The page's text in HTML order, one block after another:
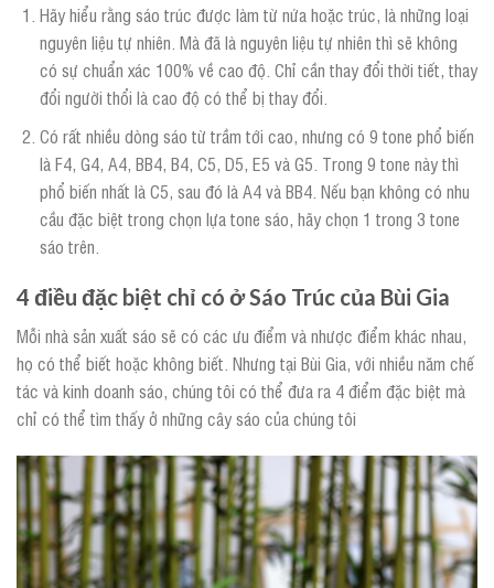
Hãy hiểu rằng sáo trúc được làm từ nứa hoặc trúc, là những loại
nguyên liệu tự nhiên. Mà đã là nguyên liệu tự nhiên thì sẽ không
có sự chuẩn xác 100% về cao độ. Chỉ cần thay đổi thời tiết, thay
đổi người thổi là cao độ có thể bị thay đổi.
Có rất nhiều dòng sáo từ trầm tới cao, nhưng có 9 tone phổ biến
là F4, G4, A4, BB4, B4, C5, D5, E5 và G5. Trong 9 tone này thì
phổ biến nhất là C5, sau đó là A4 và BB4. Nếu bạn không có nhu
cầu đặc biệt trong chọn lựa tone sáo, hãy chọn 1 trong 3 tone
sáo trên.
4 điều đặc biệt chỉ có ở Sáo Trúc của Bùi Gia
Mỗi nhà sản xuất sáo sẽ có các ưu điểm và nhược điểm khác nhau,
họ có thể biết hoặc không biết. Nhưng tại Bùi Gia, với nhiều năm chế
tác và kinh doanh sáo, chúng tôi có thể đưa ra 4 điểm đặc biệt mà
chỉ có thể tìm thấy ở những cây sáo của chúng tôi